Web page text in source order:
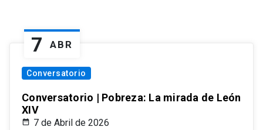
7 ABR
Conversatorio
Conversatorio | Pobreza: La mirada de León
XIV
7 de Abril de 2026